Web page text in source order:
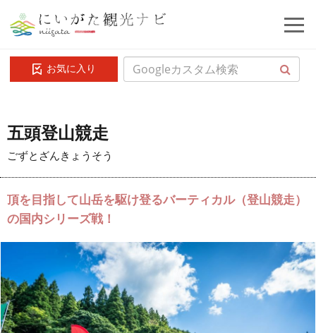
お気に入り
五頭登山競走
ごずとざんきょうそう
頂を目指して山岳を駆け登るバーティカル（登山競走）
の国内シリーズ戦！